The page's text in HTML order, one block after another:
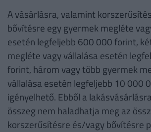
A vásárlásra, valamint
bővítésre egy gyermek megléte
esetén legfeljebb 600 000 forint,
megléte vagy vállalása esetén
forint, három vagy több gyermek
vállalása esetén legfeljebb 10 000
igényelhető. Ebből a
összeg nem haladhatja meg az
korszerűsítésre és/vagy bővítésre